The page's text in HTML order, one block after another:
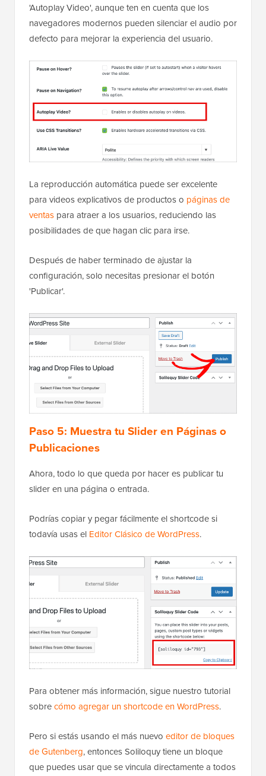
'Autoplay Video', aunque ten en cuenta que los
navegadores modernos pueden silenciar el audio por
defecto para mejorar la experiencia del usuario.
La reproducción automática puede ser excelente
para videos explicativos de productos o páginas de
ventas para atraer a los usuarios, reduciendo las
posibilidades de que hagan clic para irse.
Después de haber terminado de ajustar la
configuración, solo necesitas presionar el botón
'Publicar'.
Paso 5: Muestra tu Slider en Páginas o
Publicaciones
Ahora, todo lo que queda por hacer es publicar tu
slider en una página o entrada.
Podrías copiar y pegar fácilmente el shortcode si
todavía usas el Editor Clásico de WordPress.
Para obtener más información, sigue nuestro tutorial
sobrecómo agregar un shortcode en WordPress.
Pero si estás usando el más nuevo editor de bloques
de Gutenberg, entonces Soliloquy tiene un bloque
que puedes usar que se vincula directamente a todos